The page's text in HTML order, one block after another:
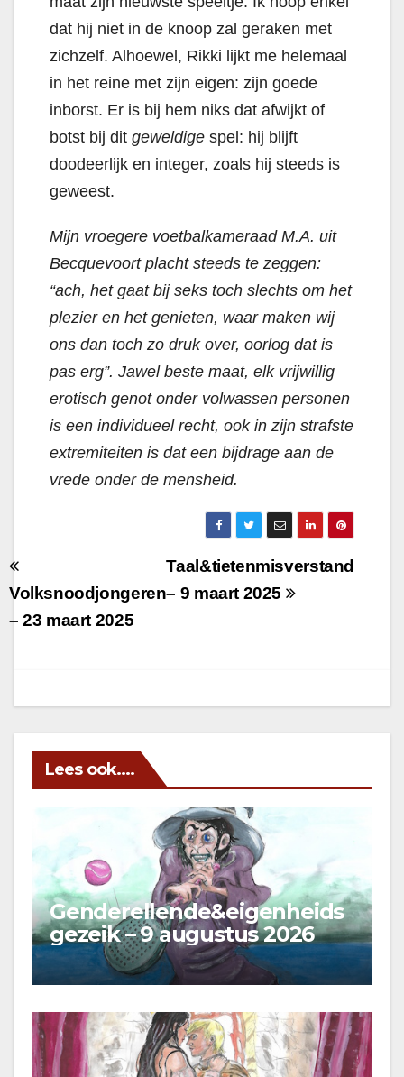
dat hij niet in de knoop zal geraken met
zichzelf. Alhoewel, Rikki lijkt me helemaal
in het reine met zijn eigen: zijn goede
inborst. Er is bij hem niks dat afwijkt of
botst bij dit geweldige spel: hij blijft
doodeerlijk en integer, zoals hij steeds is
geweest.
Mijn vroegere voetbalkameraad M.A. uit
Becquevoort placht steeds te zeggen:
“ach, het gaat bij seks toch slechts om het
plezier en het genieten, waar maken wij
ons dan toch zo druk over, oorlog dat is
pas erg”. Jawel beste maat, elk vrijwillig
erotisch genot onder volwassen personen
is een individueel recht, ook in zijn strafste
extremiteiten is dat een bijdrage aan de
vrede onder de mensheid.
Berichtnavigatie
Taal&tietenmisverstand
– 9 maart 2025
Volksnoodjongeren
– 23 maart 2025
Lees ook....
Genderellende&eigenheids
gezeik – 9 augustus 2026